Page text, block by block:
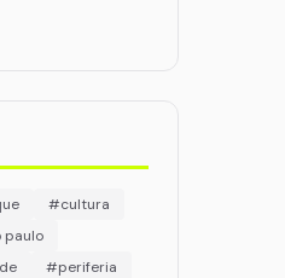
#cultura
paulo
#periferia